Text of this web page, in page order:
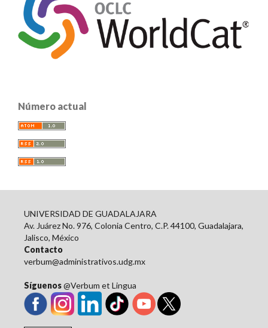
Número actual
UNIVERSIDAD DE GUADALAJARA
Av. Juárez No. 976, Colonia Centro, C.P. 44100, Guadalajara,
Jalisco, México
Contacto
verbum@administrativos.udg.mx
Síguenos@Verbum et Lingua